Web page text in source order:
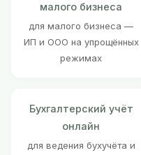
малого бизнеса
для малого бизнеса —
ИП и ООО на упрощённых
режимах
Бухгалтерский учёт
онлайн
для ведения бухучёта и